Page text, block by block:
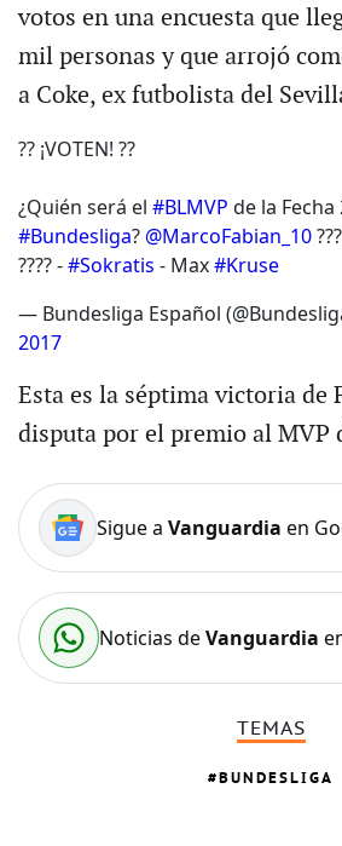
votos en una encuesta que
mil personas y que arrojó
a Coke, ex futbolista del
?? ¡VOTEN! ??
¿Quién será el #BLMVP de la Fecha
#Bundesliga? @MarcoFabian_10
???? -#Sokratis - Max#Kruse
— Bundesliga Español
2017
Esta es la séptima victoria de
disputa por el premio al MVP
Sigue a Vanguardia en
Noticias deVanguardia
TEMAS
BUNDESLIGA